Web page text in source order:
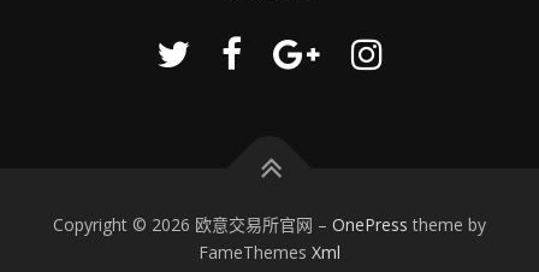
Copyright © 2026 欧意交易所官网 – OnePress theme by
FameThemes Xml